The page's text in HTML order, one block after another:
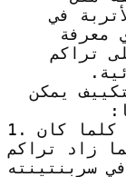
في
معرفة
تراكم
يمكن
1. الاستخدام اليومي للتكييف: كلما كان
زاد تراكم